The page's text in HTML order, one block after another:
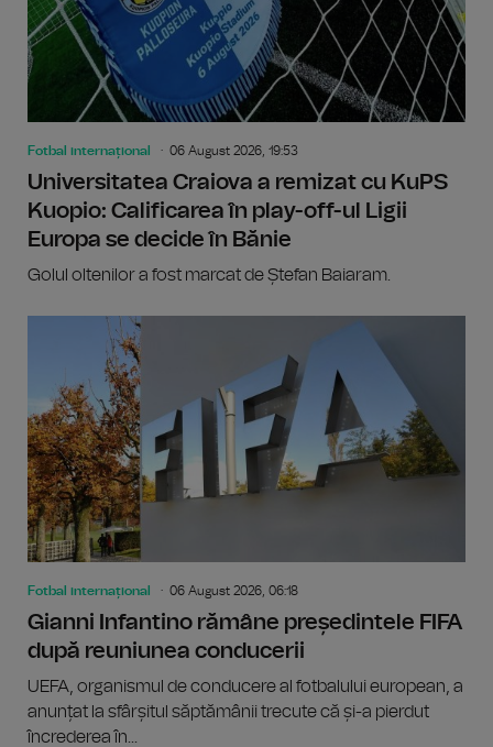
Fotbal internațional 06 August 2026, 19:53
Universitatea Craiova a remizat cu KuPS
Kuopio: Calificarea în play-off-ul Ligii
Europa se decide în Bănie
Golul oltenilor a fost marcat de Ștefan Baiaram.
Fotbal internațional 06 August 2026, 06:18
Gianni Infantino rămâne președintele FIFA
după reuniunea conducerii
UEFA, organismul de conducere al fotbalului european, a
anunțat la sfârșitul săptămânii trecute că și-a pierdut
încrederea în...